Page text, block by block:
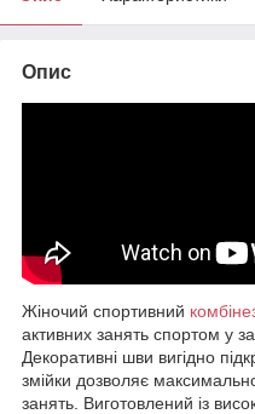
Опис
Жіночий спортивний
активних занять спортом у
Декоративні шви вигідно
змійки дозволяє
занять. Виготовлений із